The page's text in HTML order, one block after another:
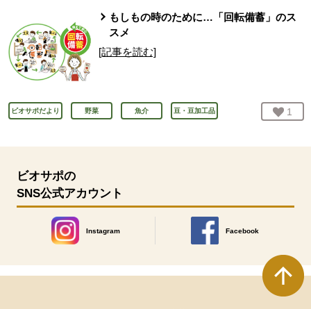
もしもの時のために…「回転備蓄」のス
スメ
[記事を読む]
ビオサポだより 野菜 魚介 豆・豆加工品 お気
1
ビオサポの
SNS公式アカウント
Instagram
別のウィンドウで開きます。
Facebook
別のウィンドウで開きます